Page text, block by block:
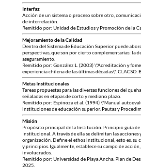
Interfaz
Acción de un sistema o proceso sobre otro,
de interrelación.
Remitido por: Unidad de Estudios y Promoción de la
Mejoramiento de la Calidad
Dentro del Sistema de Educación Superior puede
perspectivas, que son por cierto complementarias: la
aseguramiento.
Remitido por: González L. (2003) \"Acreditación y
experiencia chilena de las últimas décadas\". CLACSO.
Metas Institucionales
Tareas propuestas para las diversas funciones del
señaladas en etapas de corto y mediano plazo.
Remitido por: Espinoza et al. (1994) \"Manual
instituciones de educación superior. Pautas y
Misión
Propósito principal de la Institución. Principio guía de
Institucional. A través de ella se delimitan las acciones
organización. Define el ethos institucional, esto es, su
y principios. Igualmente, establece su campo de
involucrados.
Remitido por: Universidad de Playa Ancha. Plan de
2025.